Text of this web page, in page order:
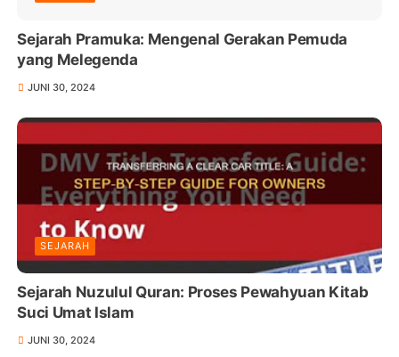
Sejarah Pramuka: Mengenal Gerakan Pemuda
yang Melegenda
JUNI 30, 2024
SEJARAH
Sejarah Nuzulul Quran: Proses Pewahyuan Kitab
Suci Umat Islam
JUNI 30, 2024